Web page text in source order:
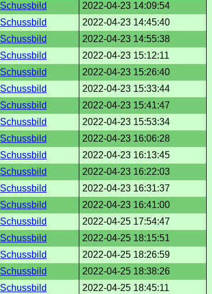
Schussbild
2022-04-23 14:09:54
Schussbild
2022-04-23 14:45:40
Schussbild
2022-04-23 14:55:38
Schussbild
2022-04-23 15:12:11
Schussbild
2022-04-23 15:26:40
Schussbild
2022-04-23 15:33:44
Schussbild
2022-04-23 15:41:47
Schussbild
2022-04-23 15:53:34
Schussbild
2022-04-23 16:06:28
Schussbild
2022-04-23 16:13:45
Schussbild
2022-04-23 16:22:03
Schussbild
2022-04-23 16:31:37
Schussbild
2022-04-23 16:41:00
Schussbild
2022-04-25 17:54:47
Schussbild
2022-04-25 18:15:51
Schussbild
2022-04-25 18:26:59
Schussbild
2022-04-25 18:38:26
Schussbild
2022-04-25 18:45:11